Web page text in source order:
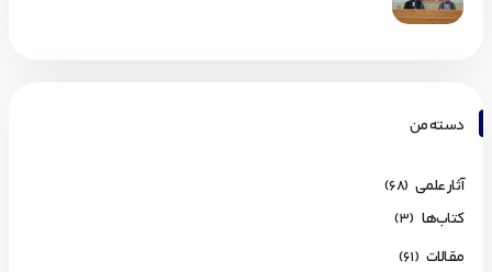
دسته من
آثار علمی (68)
کتاب‌ها (3)
مقالات (61)